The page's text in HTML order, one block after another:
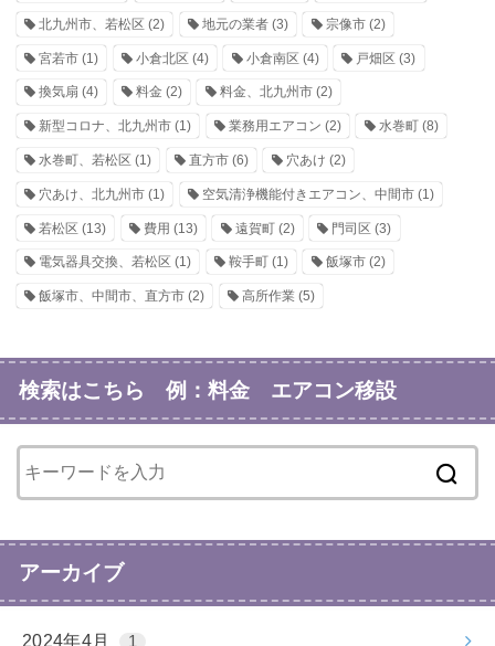
北九州市、若松区 (2) 地元の業者(3) 宗像市(2)
宮若市 (1) 小倉北区 (4) 小倉南区 (4) 戸畑区 (3)
換気扇 (4) 料金 (2) 料金、北九州市(2)
新型コロナ、北九州市 (1) 業務用エアコン (2) 水巻町(8)
水巻町、若松区 (1) 直方市(6) 穴あけ (2)
穴あけ、北九州市 (1) 空気清浄機能付きエアコン、中間市(1)
若松区 (13) 費用 (13) 遠賀町(2) 門司区 (3)
電気器具交換、若松区 (1) 鞍手町(1) 飯塚市(2)
飯塚市、中間市、直方市 (2) 高所作業(5)
検索はこちら 例：料金 エアコン移設
アーカイブ
2024年4月 1